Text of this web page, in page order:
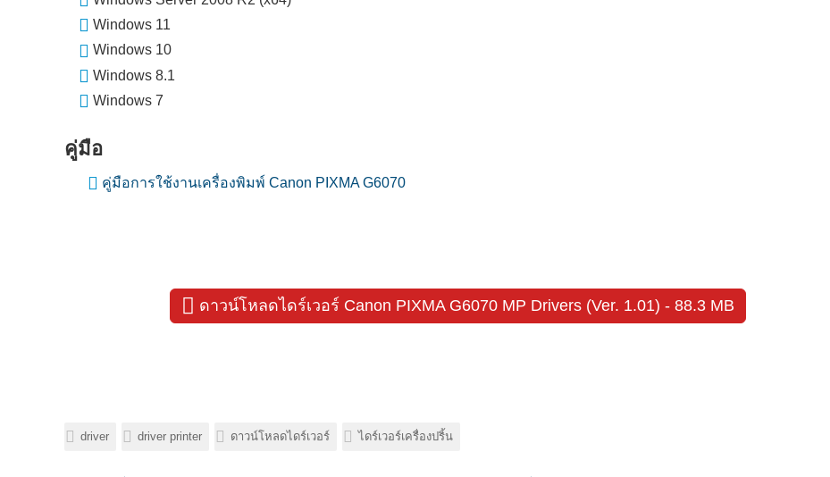
Windows 11
Windows 10
Windows 8.1
Windows 7
คู่มือ
คู่มือการใช้งานเครื่องพิมพ์ Canon PIXMA G6070
ดาวน์โหลดไดร์เวอร์ Canon PIXMA G6070 MP Drivers (Ver. 1.01) - 88.3 MB
driver driver printer ดาวน์โหลดไดร์เวอร์ ไดร์เวอร์เครื่องปริ้น